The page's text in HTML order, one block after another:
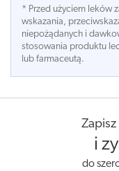
* Przed użyciem leków
wskazania,
niepożądanych i
stosowania produktu
lub farmaceutą.
i
do